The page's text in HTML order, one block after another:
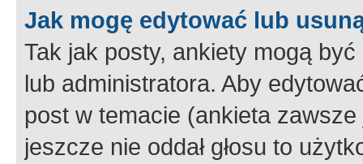
Jak mogę edytować lub
Tak jak posty, ankiety mogą
lub administratora. Aby
post w temacie (ankieta
jeszcze nie oddał głosu to